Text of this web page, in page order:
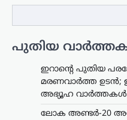
പുതിയ
ഇറാന്റെ പുതിയ
മരണവാർത്ത ഉടൻ;
അഭ്യൂഹ വാർത്തകൾ
ലോക അണ്ടർ-20